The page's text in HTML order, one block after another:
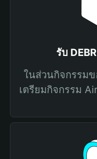
รับ
ในส่วนกิจกรรมข
เตรียมกิจกรรม